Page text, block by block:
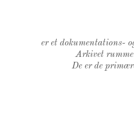
er et dokumentations-
Arkivet
De er de